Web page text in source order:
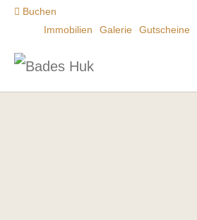
Zum Hauptinhalt springen
Buchen
Immobilien
Galerie Gutscheine